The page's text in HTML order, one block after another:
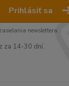
Prihlásiť sa
newslettera.
za 14-30 dní.